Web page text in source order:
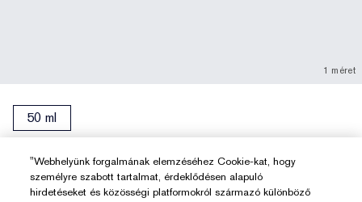
1 méret
50 ml
Re-Nutriv Ultimate Lift Age-Correcting
Creme
Drámaian fiatalosabb, kontúrosabb megjelenést ad.
"Webhelyünk forgalmának elemzéséhez Cookie-kat, hogy
személyre szabott tartalmat, érdeklődésen alapuló
hirdetéseket és közösségi platformokról származó különböző